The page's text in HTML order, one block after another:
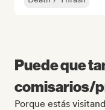
Puede que
comisarios/
Porque estás